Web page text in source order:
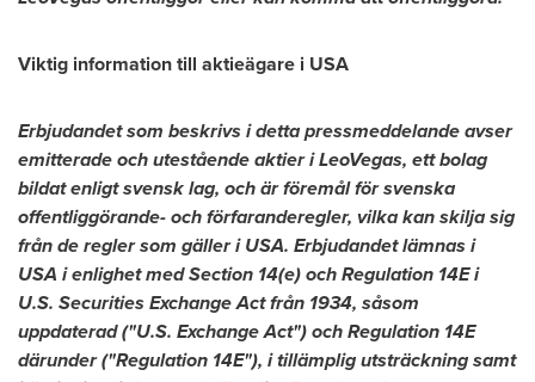
Viktig information till aktieägare i USA
Erbjudandet som beskrivs i detta pressmeddelande avser
emitterade och utestående aktier i LeoVegas, ett bolag
bildat enligt svensk lag, och är föremål för svenska
offentliggörande- och förfaranderegler, vilka kan skilja sig
från de regler som gäller iUSA. Erbjudandet lämnas i
USA i enlighet med Section 14(e) och Regulation 14E i
U.S. Securities Exchange Act från 1934, såsom
uppdaterad ("U.S. Exchange Act") och Regulation 14E
därunder ("Regulation 14E"), i tillämplig utsträckning samt